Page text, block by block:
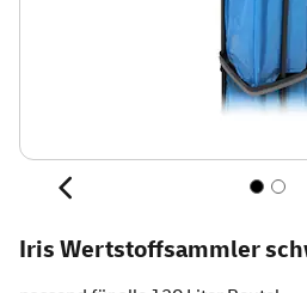
Iris Wertstoffsammler